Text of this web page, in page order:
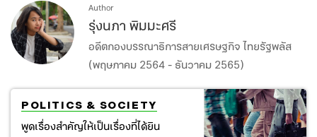
Author
รุ่งนภา พิมมะศรี
อดีตกองบรรณาธิการสายเศรษฐกิจ ไทยรัฐพลัส
(พฤษภาคม 2564 - ธันวาคม 2565)
POLITICS & SOCIETY
พูดเรื่องสำคัญให้เป็นเรื่องที่ได้ยิน